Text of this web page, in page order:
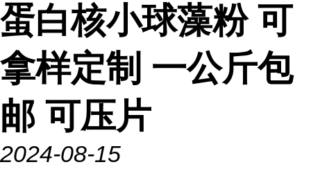
蛋白核小球藻粉 可
拿样定制 一公斤包
邮 可压片
2024-08-15